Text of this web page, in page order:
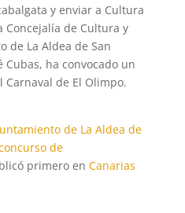
y enviar a Cultura
de Cultura y
de La Aldea de San
ha convocado un
de El Olimpo.
de La Aldea de
de
primero en Canarias